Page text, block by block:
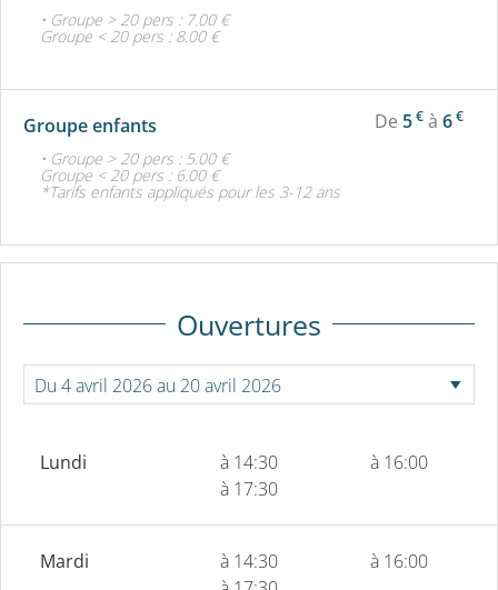
• Groupe > 20 pers : 7.00 €
Groupe < 20 pers : 8.00 €
Groupe enfants De 5€ à 6€
• Groupe > 20 pers : 5.00 €
Groupe < 20 pers : 6.00 €
*Tarifs enfants appliqués pour les 3-12 ans
Ouvertures
Lundi à 14:30
à 16:00
à 17:30
Mardi à 14:30
à 16:00